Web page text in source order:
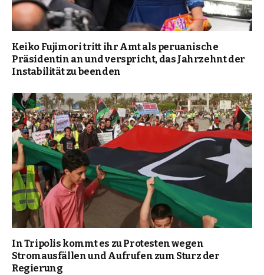
Keiko Fujimori tritt ihr Amt als peruanische
Präsidentin an und verspricht, das Jahrzehnt der
Instabilität zu beenden
In Tripolis kommt es zu Protesten wegen
Stromausfällen und Aufrufen zum Sturz der
Regierung